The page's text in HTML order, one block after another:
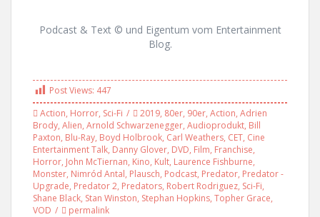
Podcast & Text © und Eigentum vom Entertainment
Blog.
Post Views: 447
Action, Horror, Sci-Fi 2019, 80er, 90er, Action, Adrien
Brody, Alien, Arnold Schwarzenegger, Audioprodukt, Bill
Paxton, Blu-Ray, Boyd Holbrook, Carl Weathers, CET, Cine
Entertainment Talk, Danny Glover, DVD, Film, Franchise,
Horror, John McTiernan, Kino, Kult, Laurence Fishburne,
Monster, Nimród Antal, Plausch, Podcast, Predator, Predator -
Upgrade, Predator 2, Predators, Robert Rodriguez, Sci-Fi,
Shane Black, Stan Winston, Stephan Hopkins, Topher Grace,
VOD
permalink